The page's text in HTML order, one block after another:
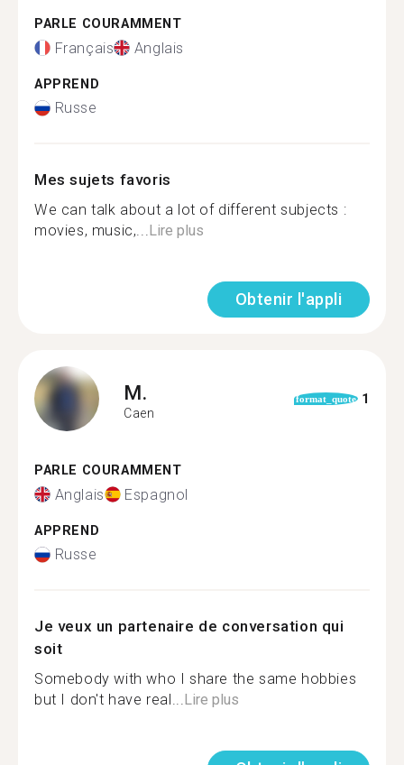
PARLE COURAMMENT
Français Anglais
APPREND
Russe
Mes sujets favoris
We can talk about a lot of different subjects :
movies, music,...Lire plus
Obtenir l'appli
M.
Caen
format_quote 1
PARLE COURAMMENT
Anglais Espagnol
APPREND
Russe
Je veux un partenaire de conversation qui
soit
Somebody with who I share the same hobbies
but I don't have real...Lire plus